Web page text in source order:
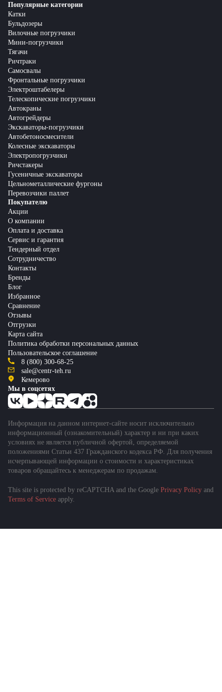
Популярные категории
Катки
Бульдозеры
Вилочные погрузчики
Мини-погрузчики
Тягачи
Ричтраки
Самосвалы
Фронтальные погрузчики
Электроштабелеры
Телескопические погрузчики
Автокраны
Автогрейдеры
Экскаваторы-погрузчики
Автобетоносмесители
Колесные экскаваторы
Электропогрузчики
Ричстакеры
Гусеничные экскаваторы
Цельнометаллические фургоны
Перевозчики паллет
Покупателю
Акции
О компании
Оплата и доставка
Сервис и гарантия
Тендерный отдел
Сотрудничество
Контакты
Бренды
Блог
Избранное
Сравнение
Отзывы
Отгрузки
Карта сайта
Политика обработки персональных данных
Пользовательское соглашение
8 (800) 300-68-25
sale@centr-teh.ru
Кемерово
Мы в соцсетях
Информация на данном интернет-сайте носит исключительно
информационный (ознакомительный) характер и ни при каких
условиях не является публичной офертой, определяемой
положениями Статьи 437 Гражданского кодекса РФ. Для получения
исчерпывающей информации о стоимости и характеристиках
товаров обращайтесь к менеджерам по продажам.
This site is protected by reCAPTCHA and the Google Privacy Policy and
Terms of Service apply.